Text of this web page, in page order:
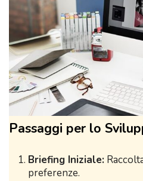
Passaggi per lo
Briefing Iniziale:
preferenze.